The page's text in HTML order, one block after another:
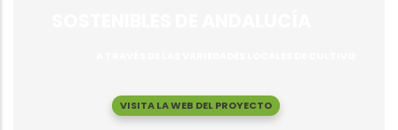
VISITA LA WEB DEL PROYECTO